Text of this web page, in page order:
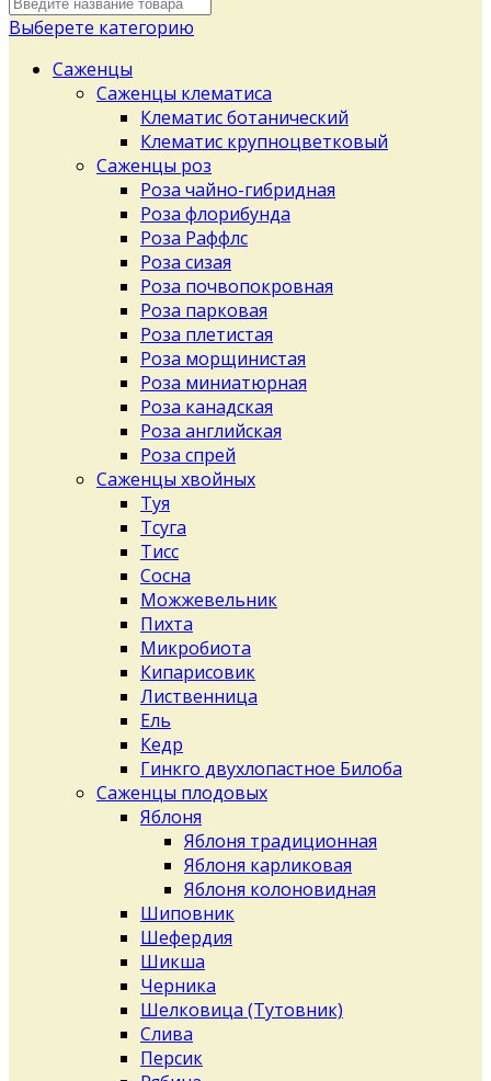
Выберете категорию
Саженцы
Саженцы клематиса
Клематис ботанический
Клематис крупноцветковый
Саженцы роз
Роза чайно-гибридная
Роза флорибунда
Роза Раффлс
Роза сизая
Роза почвопокровная
Роза парковая
Роза плетистая
Роза морщинистая
Роза миниатюрная
Роза канадская
Роза английская
Роза спрей
Саженцы хвойных
Туя
Тсуга
Тисс
Сосна
Можжевельник
Пихта
Микробиота
Кипарисовик
Лиственница
Ель
Кедр
Гинкго двухлопастное Билоба
Саженцы плодовых
Яблоня
Яблоня традиционная
Яблоня карликовая
Яблоня колоновидная
Шиповник
Шефердия
Шикша
Черника
Шелковица (Тутовник)
Слива
Персик